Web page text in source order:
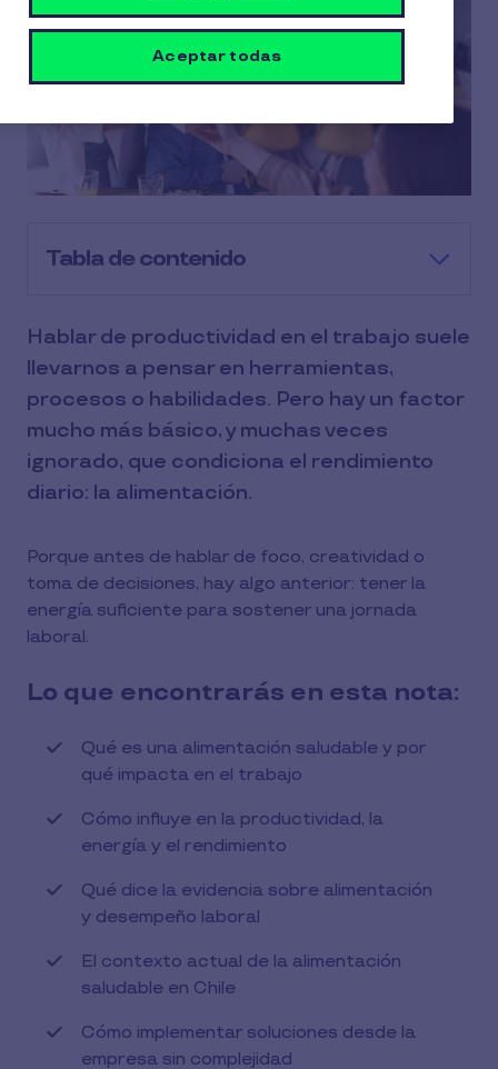
Tabla de contenido
Hablar de productividad en el trabajo suele
llevarnos a pensar en herramientas,
procesos o habilidades. Pero hay un factor
mucho más básico, y muchas veces
ignorado, que condiciona el rendimiento
diario: la alimentación.
Porque antes de hablar de foco, creatividad o
toma de decisiones, hay algo anterior: tener la
energía suficiente para sostener una jornada
laboral.
Lo que encontrarás en esta nota:
Qué es una alimentación saludable y por
qué impacta en el trabajo
Cómo influye en la productividad, la
energía y el rendimiento
Qué dice la evidencia sobre alimentación
y desempeño laboral
El contexto actual de la alimentación
saludable en Chile
Cómo implementar soluciones desde la
empresa sin complejidad
Aceptar todas